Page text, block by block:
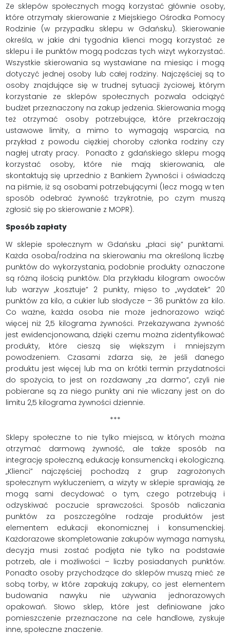
Ze sklepów społecznych mogą korzystać głównie osoby,
które otrzymały skierowanie z Miejskiego Ośrodka Pomocy
Rodzinie (w przypadku sklepu w Gdańsku). Skierowanie
określa, w jakie dni tygodnia klienci mogą korzystać ze
sklepu i ile punktów mogą podczas tych wizyt wykorzystać.
Wszystkie skierowania są wystawiane na miesiąc i mogą
dotyczyć jednej osoby lub całej rodziny. Najczęściej są to
osoby znajdujące się w trudnej sytuacji życiowej, którym
korzystanie ze sklepów społecznych pozwala odciążyć
budżet przeznaczony na zakup jedzenia. Skierowania mogą
też otrzymać osoby potrzebujące, które przekraczają
ustawowe limity, a mimo to wymagają wsparcia, na
przykład z powodu ciężkiej choroby członka rodziny czy
nagłej utraty pracy. Ponadto z gdańskiego sklepu mogą
korzystać osoby, które nie mają skierowania, ale
skontaktują się uprzednio z Bankiem Żywności i oświadczą
na piśmie, iż są osobami potrzebującymi (lecz mogą w ten
sposób odebrać żywność trzykrotnie, po czym muszą
zgłosić się po skierowanie z MOPR).
Sposób zapłaty
W sklepie społecznym w Gdańsku „płaci się” punktami.
Każda osoba/rodzina na skierowaniu ma określoną liczbę
punktów do wykorzystania, podobnie produkty oznaczone
są różną ilością punktów. Dla przykładu kilogram owoców
lub warzyw „kosztuje” 2 punkty, mięso to „wydatek” 20
punktów za kilo, a cukier lub słodycze – 36 punktów za kilo.
Co ważne, każda osoba nie może jednorazowo wziąć
więcej niż 2,5 kilograma żywności. Przekazywana żywność
jest ewidencjonowana, dzięki czemu można zidentyfikować
produkty, które cieszą się większym i mniejszym
powodzeniem. Czasami zdarza się, że jeśli danego
produktu jest więcej lub ma on krótki termin przydatności
do spożycia, to jest on rozdawany „za darmo”, czyli nie
pobierane są za niego punkty ani nie wliczany jest on do
limitu 2,5 kilograma żywności dziennie.
***
Sklepy społeczne to nie tylko miejsca, w których można
otrzymać darmową żywność, ale także sposób na
integrację społeczną, edukację konsumencką i ekologiczną.
„Klienci” najczęściej pochodzą z grup zagrożonych
społecznym wykluczeniem, a wizyty w sklepie sprawiają, że
mogą sami decydować o tym, czego potrzebują i
odzyskiwać poczucie sprawczości. Sposób naliczania
punktów za poszczególne rodzaje produktów jest
elementem edukacji ekonomicznej i konsumenckiej.
Każdorazowe skompletowanie zakupów wymaga namysłu,
decyzja musi zostać podjęta nie tylko na podstawie
potrzeb, ale i możliwości – liczby posiadanych punktów.
Ponadto osoby przychodzące do sklepów muszą mieć ze
sobą torby, w które zapakują zakupy, co jest elementem
budowania nawyku nie używania jednorazowych
opakowań. Słowo sklep, które jest definiowane jako
pomieszczenie przeznaczone na cele handlowe, zyskuje
inne, społeczne znaczenie.